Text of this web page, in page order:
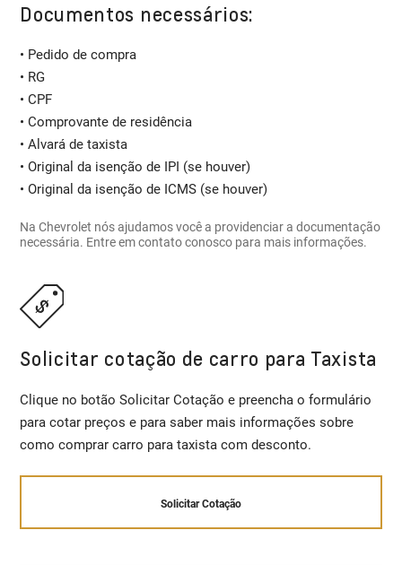
Documentos necessários:
• Pedido de compra
• RG
• CPF
• Comprovante de residência
• Alvará de taxista
• Original da isenção de IPI (se houver)
• Original da isenção de ICMS (se houver)
Na Chevrolet nós ajudamos você a providenciar a documentação
necessária. Entre em contato conosco para mais informações.
Solicitar cotação de carro para Taxista
Clique no botão Solicitar Cotação e preencha o formulário
para cotar preços e para saber mais informações sobre
como comprar carro para taxista com desconto.
Solicitar Cotação